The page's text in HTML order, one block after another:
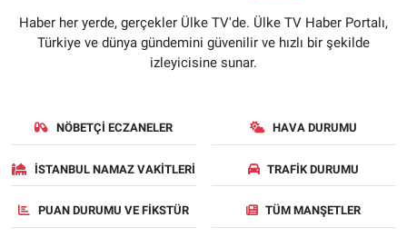
Haber her yerde, gerçekler Ülke TV'de. Ülke TV Haber Portalı,
Türkiye ve dünya gündemini güvenilir ve hızlı bir şekilde
izleyicisine sunar.
NÖBETÇI ECZANELER HAVA DURUMU
İSTANBUL NAMAZ VAKITLERI TRAFIK DURUMU
PUAN DURUMU VE FIKSTÜR TÜM MANŞETLER